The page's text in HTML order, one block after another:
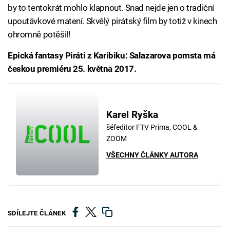
by to tentokrát mohlo klapnout. Snad nejde jen o tradiční
upoutávkové matení. Skvělý pirátský film by totiž v kinech
ohromně potěšil!
Epická fantasy Piráti z Karibiku: Salazarova pomsta má
českou premiéru 25. května 2017.
Karel Ryška
šéfeditor FTV Prima, COOL &
ZOOM
VŠECHNY ČLÁNKY AUTORA
SDÍLEJTE ČLÁNEK